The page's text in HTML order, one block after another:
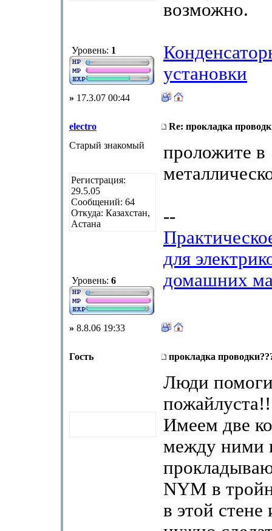
Уровень: 1
возможно.
установки
» 17.3.07 00:44
electro
Re: прокладка
Старый знакомый
Регистрация:
29.5.05
Сообщений: 64
Откуда: Казахстан,
Астана
Уровень: 6
проложите в
--
для
домашних
» 8.8.06 19:33
Гость прокладка
Люди
Имеем две
между ними
NYM в
в этой